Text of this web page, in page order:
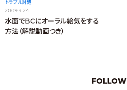
トラブル対処
2009.4.24
水面でBCにオーラル給気をする
方法（解説動画つき）
FOLLOW